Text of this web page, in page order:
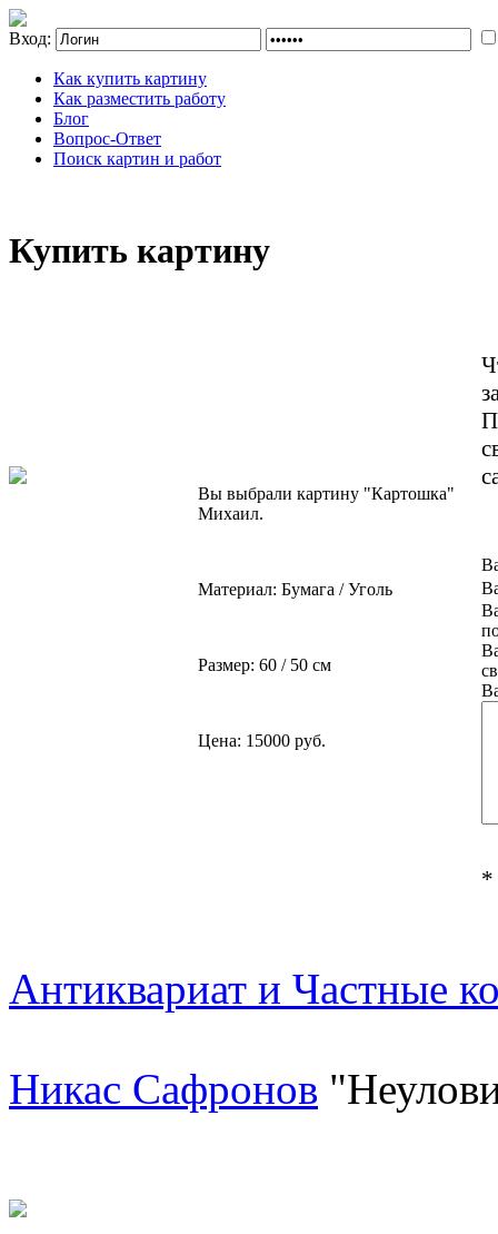
Вход:
Как купить картину
Как разместить работу
Блог
Вопрос-Ответ
Поиск картин и работ
Купить картину
Вы выбрали картину "Картошка"
Михаил.
Материал: Бумага / Уголь
Размер: 60 / 50 см
Цена: 15000 руб.
*
Антиквариат и Частные
Никас Сафронов